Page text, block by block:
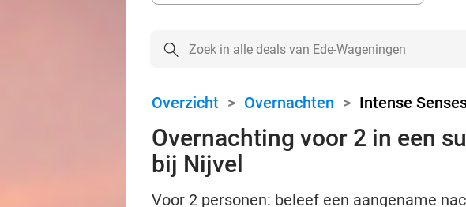
Overzicht > Overnachten > Intense
Overnachting voor 2 in een
bij Nijvel
Voor 2 personen: beleef een aangename